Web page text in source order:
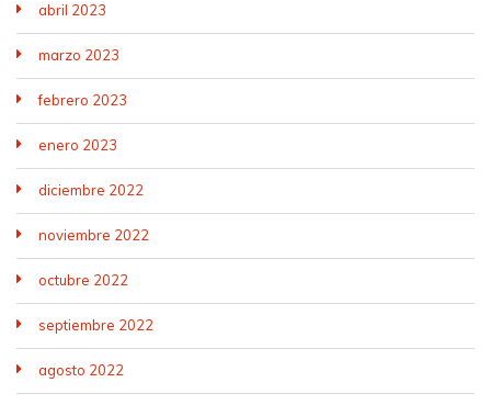
abril 2023
marzo 2023
febrero 2023
enero 2023
diciembre 2022
noviembre 2022
octubre 2022
septiembre 2022
agosto 2022